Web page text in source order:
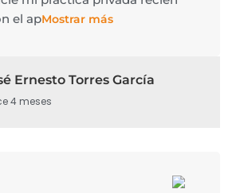
el apMostrar más
Ernesto Torres García
4 meses